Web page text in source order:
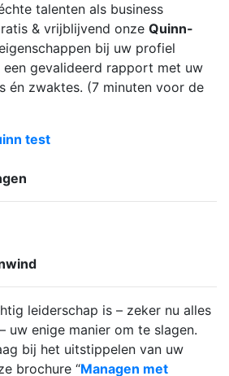
talenten als business
& vrijblijvend onze Quinn-
bij uw profiel
een gevalideerd rapport met uw
én zwaktes. (7 minuten voor de
test
leiderschap is – zeker nu alles
uw enige manier om te slagen.
bij het uitstippelen van uw
brochure “Managen met